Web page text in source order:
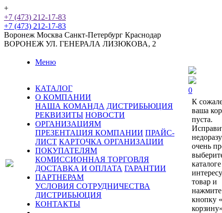
+
+7 (473) 212-17-83
+7 (473) 212-17-83
Воронеж Москва Санкт-Петербург Краснодар
ВОРОНЕЖ УЛ. ГЕНЕРАЛА ЛИЗЮКОВА, 2
Меню
КАТАЛОГ
О КОМПАНИИ
НАША КОМАНДА ДИСТРИБЬЮЦИЯ
РЕКВИЗИТЫ НОВОСТИ
ОРГАНИЗАЦИЯМ
ПРЕЗЕНТАЦИЯ КОМПАНИИ ПРАЙС-
ЛИСТ КАРТОЧКА ОРГАНИЗАЦИИ
ПОКУПАТЕЛЯМ
КОМИССИОННАЯ ТОРГОВЛЯ
ДОСТАВКА И ОПЛАТА ГАРАНТИИ
ПАРТНЕРАМ
УСЛОВИЯ СОТРУДНИЧЕСТВА
ДИСТРИБЬЮЦИЯ
КОНТАКТЫ
0
К
ваша
пуста.
очень
каталоге
товар и
нажмите
кнопку